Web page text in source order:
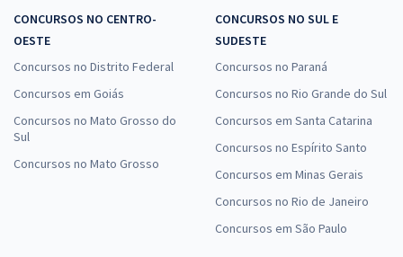
CONCURSOS NO CENTRO-
OESTE
Concursos no Distrito Federal
Concursos em Goiás
Concursos no Mato Grosso do
Sul
Concursos no Mato Grosso
CONCURSOS NO SUL E
SUDESTE
Concursos no Paraná
Concursos no Rio Grande do Sul
Concursos em Santa Catarina
Concursos no Espírito Santo
Concursos em Minas Gerais
Concursos no Rio de Janeiro
Concursos em São Paulo